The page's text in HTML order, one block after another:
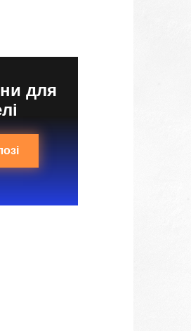
для